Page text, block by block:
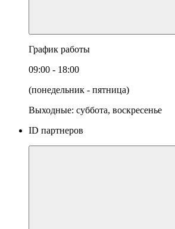
График работы
09:00 - 18:00
(понедельник - пятница)
Выходные: суббота, воскресенье
ID партнеров